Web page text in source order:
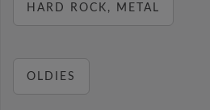
HARD ROCK, METAL
OLDIES